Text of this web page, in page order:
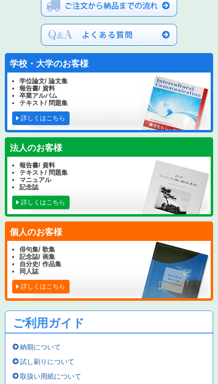
学校・大学のお客様
学位論文/ 論文集
報告書/ 資料
卒業アルバム
テキスト/ 問題集
詳しくはこちら
法人のお客様
報告書/ 資料
テキスト/ 問題集
マニュアル
記念誌
詳しくはこちら
個人のお客様
俳句集/ 歌集
記念誌/ 画集
自分史/ 作品集
同人誌
詳しくはこちら
ご利用ガイド
納期について
試し刷りについて
取扱い用紙について